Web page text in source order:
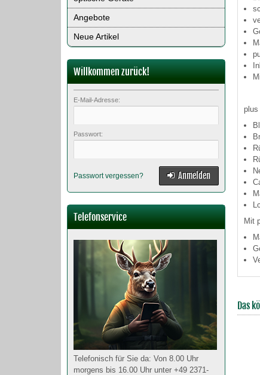
plus
Mit
Das
Angebote
Neue Artikel
Willkommen zurück!
E-Mail-Adresse:
Passwort:
Passwort vergessen? Anmelden
Telefonservice
Telefonisch für Sie da: Von 8.00 Uhr
morgens bis 16.00 Uhr unter +49 2371-